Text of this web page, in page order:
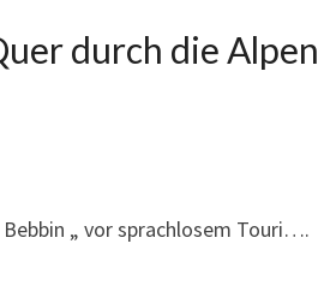
durch die Alpen
„ vor sprachlosem Touri….